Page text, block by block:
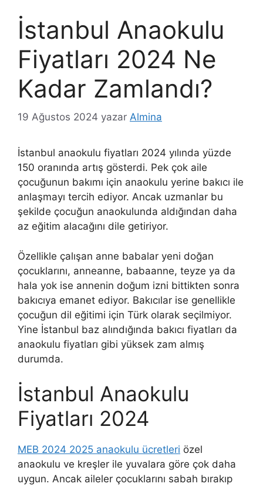
İstanbul Anaokulu
Fiyatları 2024 Ne
Kadar Zamlandı?
19 Ağustos 2024 yazar Almina
İstanbul anaokulu fiyatları 2024 yılında yüzde
150 oranında artış gösterdi. Pek çok aile
çocuğunun bakımı için anaokulu yerine bakıcı ile
anlaşmayı tercih ediyor. Ancak uzmanlar bu
şekilde çocuğun anaokulunda aldığından daha
az eğitim alacağını dile getiriyor.
Özellikle çalışan anne babalar yeni doğan
çocuklarını, anneanne, babaanne, teyze ya da
hala yok ise annenin doğum izni bittikten sonra
bakıcıya emanet ediyor. Bakıcılar ise genellikle
çocuğun dil eğitimi için Türk olarak seçilmiyor.
Yine İstanbul baz alındığında bakıcı fiyatları da
anaokulu fiyatları gibi yüksek zam almış
durumda.
İstanbul Anaokulu
Fiyatları 2024
MEB 2024 2025 anaokulu ücretleri özel
anaokulu ve kreşler ile yuvalara göre çok daha
uygun. Ancak aileler çocuklarını sabah bırakıp